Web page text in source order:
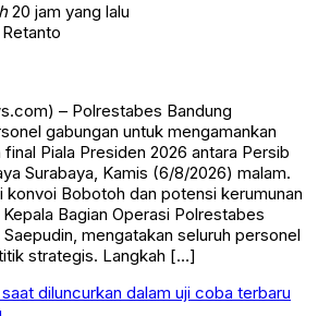
20 jam yang lalu
– Polrestabes Bandung
gabungan untuk mengamankan
Piala Presiden 2026 antara Persib
Surabaya, Kamis (6/8/2026) malam.
konvoi Bobotoh dan potensi kerumunan
Bagian Operasi Polrestabes
mengatakan seluruh personel
strategis. Langkah […]